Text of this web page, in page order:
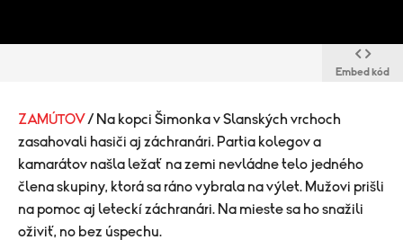
Embed kód
ZAMÚTOV / Na kopci Šimonka v Slanských vrchoch
zasahovali hasiči aj záchranári. Partia kolegov a
kamarátov našla ležať na zemi nevládne telo jedného
člena skupiny, ktorá sa ráno vybrala na výlet. Mužovi prišli
na pomoc aj leteckí záchranári. Na mieste sa ho snažili
oživiť, no bez úspechu.